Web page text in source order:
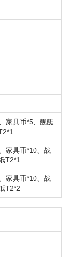
家具币*5、舰艇
家具币*10、战
T2*1
家具币*10、战
T2*2